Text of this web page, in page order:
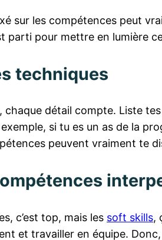
sur les compétences peut
parti pour mettre en lumière
techniques
chaque détail compte. Liste
si tu es un as de la
peuvent vraiment te
c’est top, mais les soft skills,
et travailler en équipe.